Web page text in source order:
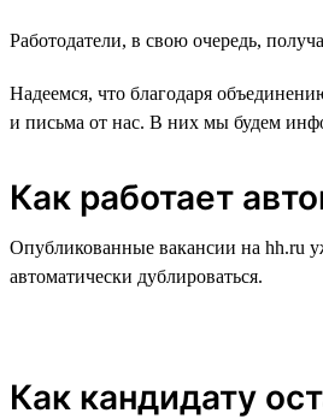
Работодатели, в свою очередь,
Надеемся, что благодаря
и письма от нас. В них мы будем
Как работает
Опубликованные вакансии на hh.ru
автоматически дублироваться.
Как кандидату